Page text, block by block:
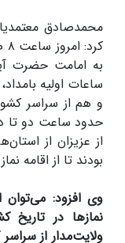
محمدصادق
به امامت حضرت
ساعات اولیه
و هم از سراسر
حدود ساعت دو تا
از عزیزان از
بودند تا از اقامه
وی افزود: می‌توان
نمازها در تاریخ
ولایت‌مدار از